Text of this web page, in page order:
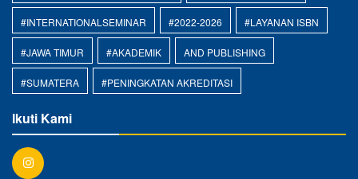
#INTERNATIONALSEMINAR #2022-2026 #LAYANAN ISBN
#JAWA TIMUR #AKADEMIK AND PUBLISHING
#SUMATERA #PENINGKATAN AKREDITASI
Ikuti Kami